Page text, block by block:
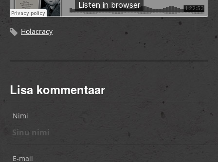
Holacracy
Lisa kommentaar
Nimi
E-mail